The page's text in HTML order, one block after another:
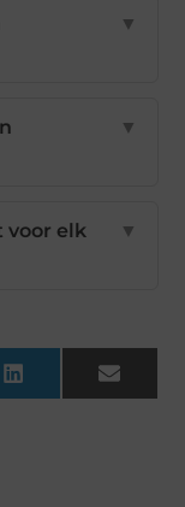
▼
▼
voor elk
▼
LinkedIn Email